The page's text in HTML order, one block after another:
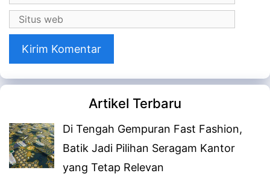
Situs
web
Artikel Terbaru
Di Tengah Gempuran Fast Fashion,
Batik Jadi Pilihan Seragam Kantor
yang Tetap Relevan